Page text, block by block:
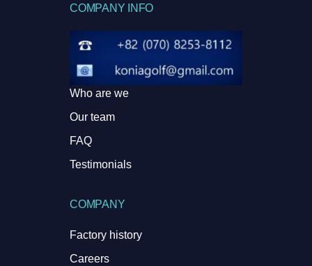
COMPANY INFO
Who are we
Our team
FAQ
Testimonials
COMPANY
Factory history
Careers